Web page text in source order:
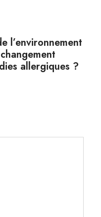
l’environnement
allergiques ?